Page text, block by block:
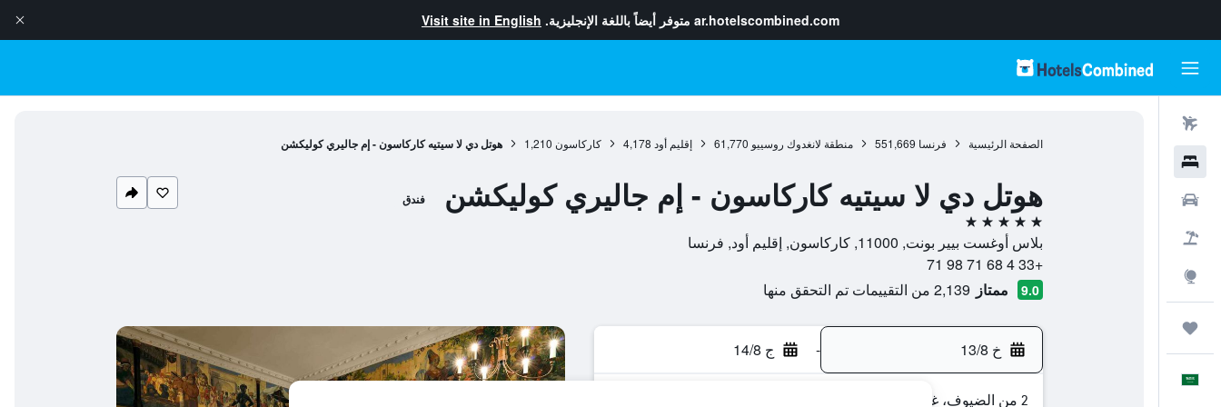
ar.hotelscombined.com متوفر أيضاً باللغة الإنجليزية. Visit site in English
الصفحة الرئيسية فرنسا 551,669 منطقة لانغدوك روسييو 61,770 إقليم أود 4,178 كاركاسون 1,210 هوتل دي لا سيتيه كاركاسون - إم جاليري كوليكشن
هوتل دي لا سيتيه كاركاسون - إم جاليري كوليكشن فندق
5 نجوم
بلاس أوغست بيير بونت, 11000, كاركاسون, إقليم أود, فرنسا
+33 4 68 71 98 71
9.0 ممتاز 2,139 من التقييمات تم التحقق منها
خ 13/8 - ج 14/8
2 من الضيوف، غرفة واحدة